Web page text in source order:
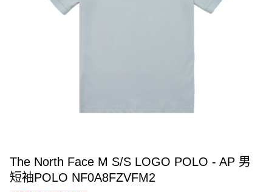
The North Face M S/S LOGO POLO - AP 男
短袖POLO NF0A8FZVFM2